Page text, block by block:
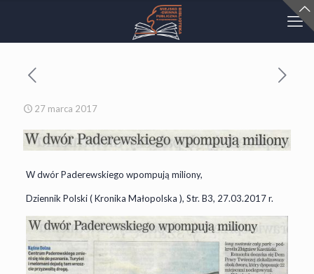
27 marca 2017
W dwór Paderewskiego wpompują miliony,
Dziennik Polski ( Kronika Małopolska ), Str. B3, 27.03.2017 r.